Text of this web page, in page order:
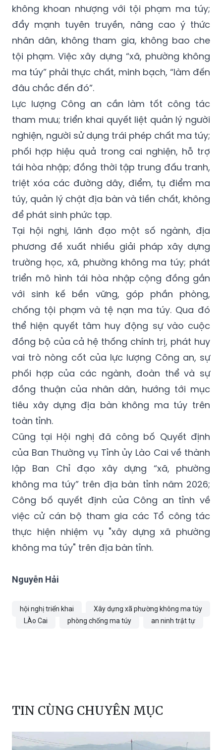
không khoan nhượng với tội phạm ma túy;
đẩy mạnh tuyên truyền, nâng cao ý thức
nhân dân, không tham gia, không bao che
tội phạm. Việc xây dựng “xã, phường không
ma túy” phải thực chất, minh bạch, “làm đến
đâu chắc đến đó”.
Lực lượng Công an cần làm tốt công tác
tham mưu; triển khai quyết liệt quản lý người
nghiện, người sử dụng trái phép chất ma túy;
phối hợp hiệu quả trong cai nghiện, hỗ trợ
tái hòa nhập; đồng thời tập trung đấu tranh,
triệt xóa các đường dây, điểm, tụ điểm ma
túy, quản lý chặt địa bàn và tiền chất, không
để phát sinh phức tạp.
Tại hội nghị, lãnh đạo một số ngành, địa
phương đề xuất nhiều giải pháp xây dựng
trường học, xã, phường không ma túy; phát
triển mô hình tái hòa nhập cộng đồng gắn
với sinh kế bền vững, góp phần phòng,
chống tội phạm và tệ nạn ma túy. Qua đó
thể hiện quyết tâm huy động sự vào cuộc
đồng bộ của cả hệ thống chính trị, phát huy
vai trò nòng cốt của lực lượng Công an, sự
phối hợp của các ngành, đoàn thể và sự
đồng thuận của nhân dân, hướng tới mục
tiêu xây dựng địa bàn không ma túy trên
toàn tỉnh.
Cũng tại Hội nghị đã công bố Quyết định
của Ban Thường vụ Tỉnh ủy Lào Cai về thành
lập Ban Chỉ đạo xây dựng “xã, phường
không ma túy” trên địa bàn tỉnh năm 2026;
Công bố quyết định của Công an tỉnh về
việc cử cán bộ tham gia các Tổ công tác
thực hiện nhiệm vụ "xây dựng xã phường
không ma túy" trên địa bàn tỉnh.
Nguyễn Hải
hội nghị triển khai
Xây dựng xã phường không ma túy
LÀo Cai
phòng chống ma túy an ninh trật tự
TIN CÙNG CHUYÊN MỤC